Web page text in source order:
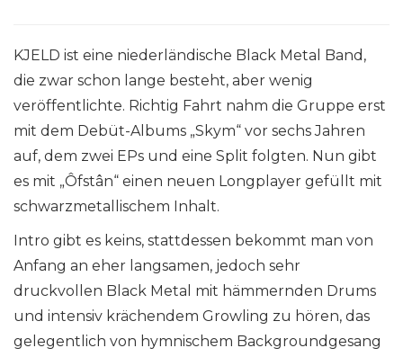
KJELD ist eine niederländische Black Metal Band,
die zwar schon lange besteht, aber wenig
veröffentlichte. Richtig Fahrt nahm die Gruppe erst
mit dem Debüt-Albums „Skym“ vor sechs Jahren
auf, dem zwei EPs und eine Split folgten. Nun gibt
es mit „Ôfstân“ einen neuen Longplayer gefüllt mit
schwarzmetallischem Inhalt.
Intro gibt es keins, stattdessen bekommt man von
Anfang an eher langsamen, jedoch sehr
druckvollen Black Metal mit hämmernden Drums
und intensiv krächendem Growling zu hören, das
gelegentlich von hymnischem Backgroundgesang